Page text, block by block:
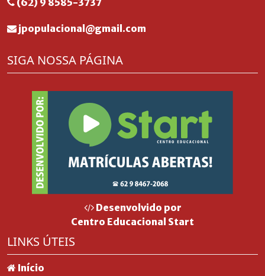
(62) 9 8585-3737
jpopulacional@gmail.com
SIGA NOSSA PÁGINA
Desenvolvido por
Centro Educacional Start
LINKS ÚTEIS
Início